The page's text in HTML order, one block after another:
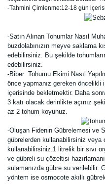
-Tahmini Çimlenme:12-18 gün
-Satın Alınan Tohumlar Nasıl
buzdolabınızın meyve saklama
edebilirsiniz. Bu şekilde
edebilirsiniz.
-Biber Tohumu Ekimi Nasıl
önce yapmanız gereken öncelikli
içerisinde bekletmektir. Daha
3 katı olacak derinlikte açınız
az 2 tohum koyunuz.
-Oluşan Fidenin Gübrelemesi ve
gübrelerden kullanabilirsiniz veya
kullanabilirsiniz.1 litrelik bir sıvı
ve gübreli su çözeltisi
sulamanızda gübre su verilebilir.
yöntem ise osmocote akıllı